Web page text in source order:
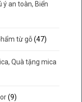
ý an toàn, Biển
từ gỗ (47)
Quà tặng mica
(9)